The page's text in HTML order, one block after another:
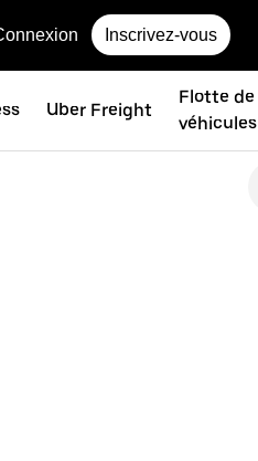
Inscrivez-vous
Uber Freight
Flotte de
véhicules